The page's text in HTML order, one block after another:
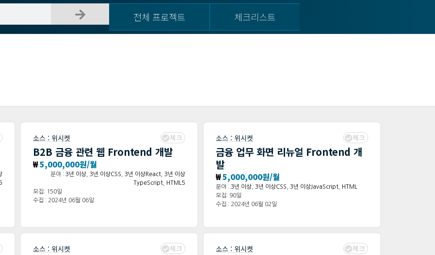
전체 프로젝트 체크리스트
소스 : 위시켓 체크
B2B 금융 관련 웹 Frontend 개발
₩5,000,000원/월
분야 : 3년 이상 3년 이상CSS 3년 이상React
3년 이상
TypeScript
HTML5
모집: 150일
수집 : 2024년 06월 06일
소스 : 위시켓 체크
금융 업무 화면 리뉴얼 Frontend 개
발
₩5,000,000원/월
분야 : 3년 이상 3년 이상CSS 3년 이상JavaScript
HTML
모집: 90일
수집 : 2024년 06월 02일
소스 : 위시켓 체크 소스 : 위시켓 체크